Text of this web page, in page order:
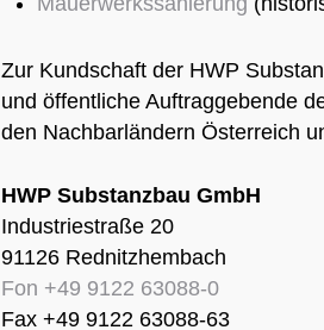
Zur Kundschaft der HWP
und öffentliche Auftraggebende
den Nachbarländern Österreich
HWP Substanzbau GmbH
Industriestraße 20
91126 Rednitzhembach
Fon +49 9122 63088-0
Fax +49 9122 63088-63